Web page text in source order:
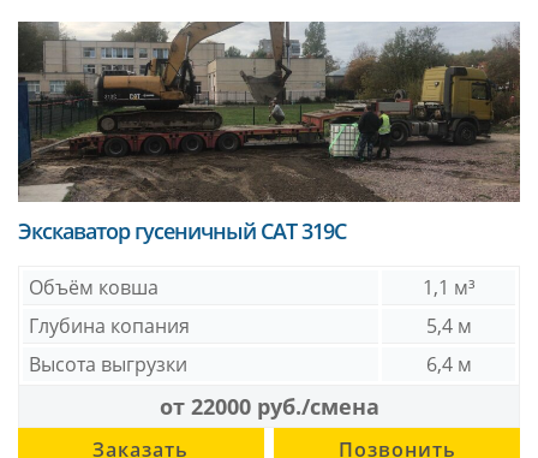
Экскаватор гусеничный CAT 319C
Объём ковша
1,1 м³
Глубина копания
5,4 м
Высота выгрузки
6,4 м
от 22000 руб./смена
Заказать Позвонить